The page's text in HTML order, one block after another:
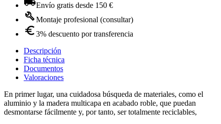
Envío gratis desde 150 €
Montaje profesional (consultar)
3% descuento por transferencia
Descripción
Ficha técnica
Documentos
Valoraciones
En primer lugar, una cuidadosa búsqueda de materiales, como el
aluminio y la madera multicapa en acabado roble, que puedan
desmontarse fácilmente y, por tanto, ser totalmente reciclables,